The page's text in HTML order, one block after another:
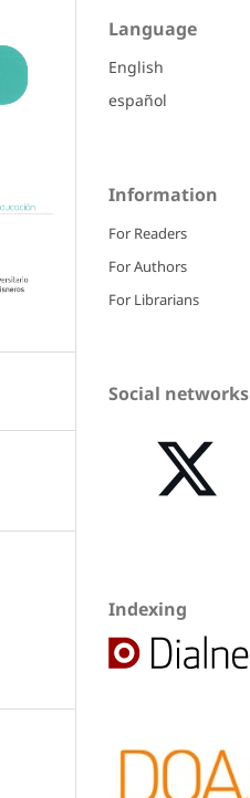
Language
English
español
Information
For Readers
For Authors
For Librarians
Social networks
Indexing